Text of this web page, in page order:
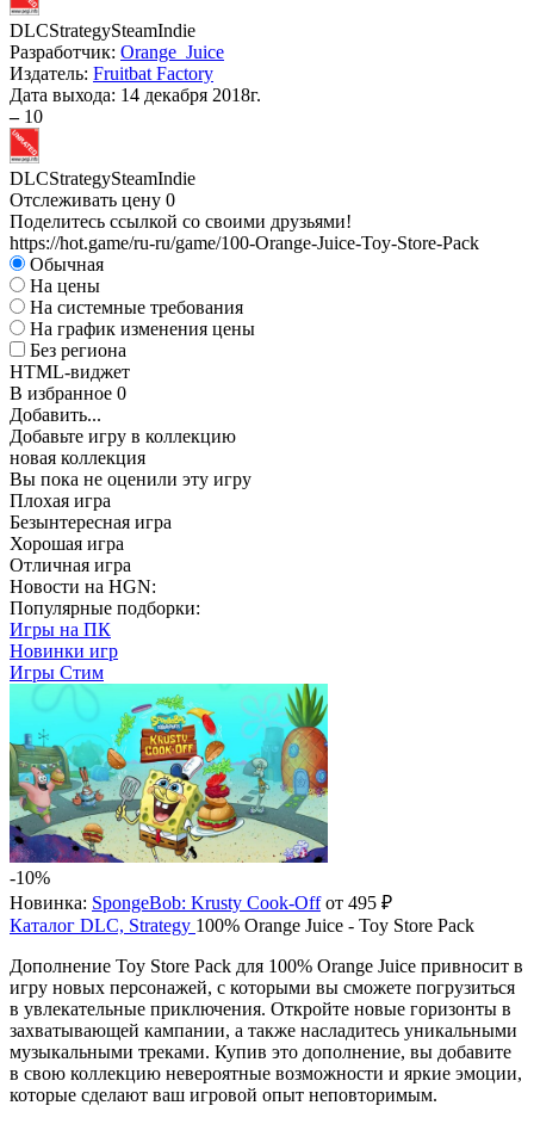
DLCStrategySteamIndie
Разработчик: Orange_Juice
Издатель: Fruitbat Factory
Дата выхода: 14 декабря 2018г.
– 10
DLCStrategySteamIndie
Отслеживать цену 0
Поделитесь ссылкой со своими друзьями!
https://hot.game/ru-ru/game/100-Orange-Juice-Toy-Store-Pack
Обычная
На цены
На системные требования
На график изменения цены
Без региона
HTML-виджет
В избранное 0
Добавить...
Добавьте игру в коллекцию
новая коллекция
Вы пока не оценили эту игру
Плохая игра
Безынтересная игра
Хорошая игра
Отличная игра
Новости на HGN:
Популярные подборки:
Игры на ПК
Новинки игр
Игры Стим
-10%
Новинка: SpongeBob: Krusty Cook-Offот 495 ₽
Каталог DLC, Strategy 100% Orange Juice - Toy Store Pack
Дополнение Toy Store Pack для 100% Orange Juice привносит в
игру новых персонажей, с которыми вы сможете погрузиться
в увлекательные приключения. Откройте новые горизонты в
захватывающей кампании, а также насладитесь уникальными
музыкальными треками. Купив это дополнение, вы добавите
в свою коллекцию невероятные возможности и яркие эмоции,
которые сделают ваш игровой опыт неповторимым.